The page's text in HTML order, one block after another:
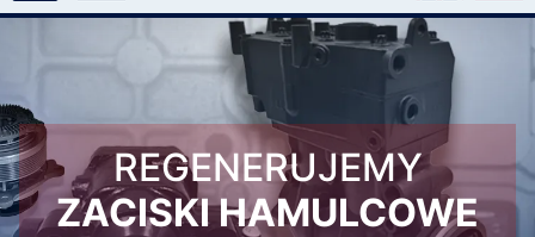
REGENERUJEMY
ZACISKI HAMULCOWE